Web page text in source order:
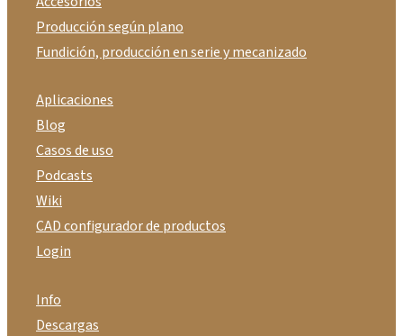
Producción según plano
Fundición, producción en serie y mecanizado
Aplicaciones
Blog
Casos de uso
Podcasts
Wiki
CAD configurador de productos
Login
Info
Descargas